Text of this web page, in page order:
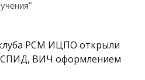
РСМ ИЦПО открыли
СПИД, ВИЧ оформлением